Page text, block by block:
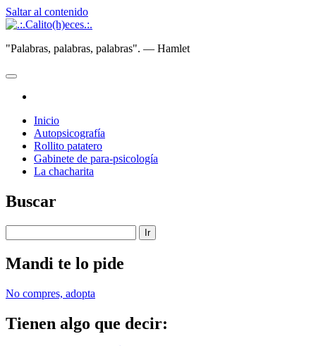
Saltar al contenido
.:.Calito(h)eces.:.
"Palabras, palabras, palabras". — Hamlet
abrir
principal
Inicio
Autopsicografía
Rollito patatero
Gabinete de para-psicología
La chacharita
Barra
Buscar
Mandi te lo pide
No compres, adopta
Tienen algo que decir: